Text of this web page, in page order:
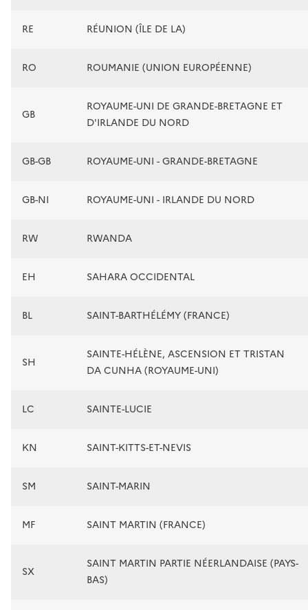
RE RÉUNION (ÎLE DE LA)
RO ROUMANIE (UNION EUROPÉENNE)
GB
ROYAUME-UNI DE GRANDE-BRETAGNE ET
D'IRLANDE DU NORD
GB-GB ROYAUME-UNI - GRANDE-BRETAGNE
GB-NI ROYAUME-UNI - IRLANDE DU NORD
RW RWANDA
EH SAHARA OCCIDENTAL
BL SAINT-BARTHÉLÉMY (FRANCE)
SH
SAINTE-HÉLÈNE, ASCENSION ET TRISTAN
DA CUNHA (ROYAUME-UNI)
LC SAINTE-LUCIE
KN SAINT-KITTS-ET-NEVIS
SM SAINT-MARIN
MF SAINT MARTIN (FRANCE)
SX
SAINT MARTIN PARTIE NÉERLANDAISE (PAYS-
BAS)